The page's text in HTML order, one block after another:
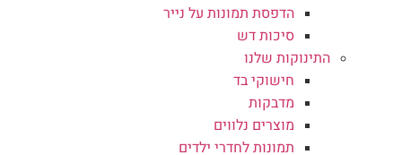
הדפסת תמונות על נייר
סיכות דש
התינוקות שלנו
חישוקי בד
מדבקות
מוצרים נלווים
תמונות לחדרי ילדים